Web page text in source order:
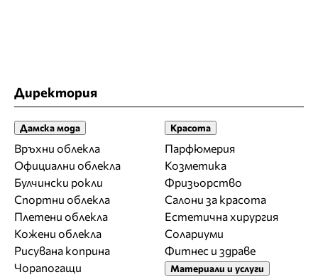
Директория
Дамска мода
Връхни облекла
Официални облекла
Булчински рокли
Спортни облекла
Плетени облекла
Кожени облекла
Рисувана коприна
Чорапогащи
Красота
Парфюмерия
Козметика
Фризьорство
Салони за красота
Естетична хирургия
Солариуми
Фитнес и здраве
Материали и услуги